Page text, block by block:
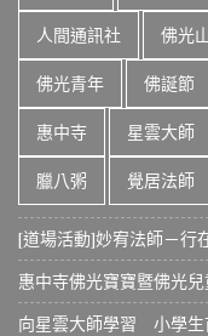
人間通訊社 佛光
佛光青年 佛誕節
惠中寺 星雲大師
臘八粥 覺居法師
[道場活動]妙宥法師－行
惠中寺佛光寶寶暨佛光
向星雲大師學習 小學生